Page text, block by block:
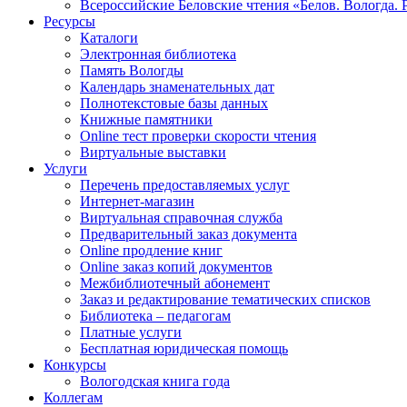
Всероссийские Беловские чтения «Белов. Вологда.
Ресурсы
Каталоги
Электронная библиотека
Память Вологды
Календарь знаменательных дат
Полнотекстовые базы данных
Книжные памятники
Online тест проверки скорости чтения
Виртуальные выставки
Услуги
Перечень предоставляемых услуг
Интернет-магазин
Виртуальная справочная служба
Предварительный заказ документа
Online продление книг
Online заказ копий документов
Межбиблиотечный абонемент
Заказ и редактирование тематических списков
Библиотека – педагогам
Платные услуги
Бесплатная юридическая помощь
Конкурсы
Вологодская книга года
Коллегам